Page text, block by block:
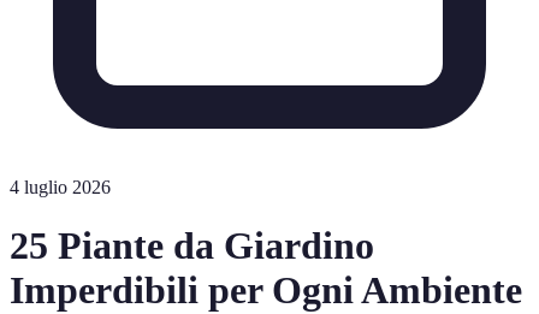
4 luglio 2026
25 Piante da Giardino
Imperdibili per Ogni Ambiente